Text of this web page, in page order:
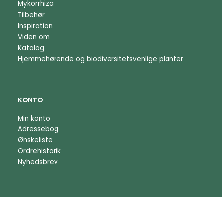
Mykorrhiza
Tilbehør
Inspiration
Viden om
Katalog
Hjemmehørende og biodiversitetsvenlige planter
KONTO
Min konto
Adressebog
Ønskeliste
Ordrehistorik
Nyhedsbrev